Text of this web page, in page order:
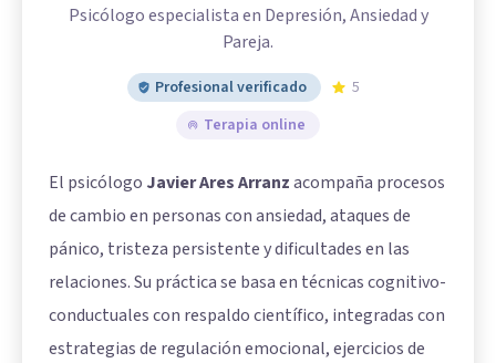
Psicólogo especialista en Depresión, Ansiedad y
Pareja.
Profesional verificado
5
Terapia online
El psicólogo Javier Ares Arranzacompaña procesos
de cambio en personas con ansiedad, ataques de
pánico, tristeza persistente y dificultades en las
relaciones. Su práctica se basa en técnicas cognitivo-
conductuales con respaldo científico, integradas con
estrategias de regulación emocional, ejercicios de